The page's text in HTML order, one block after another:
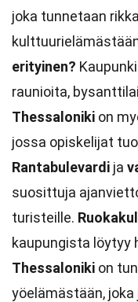
joka tunnetaan
erityinen?
raunioita,
Thessaloniki on
jossa opiskelijat
Rantabulevardi ja
suosittuja
turisteille.
kaupungista löytyy
Thessaloniki on
yöelämästään,